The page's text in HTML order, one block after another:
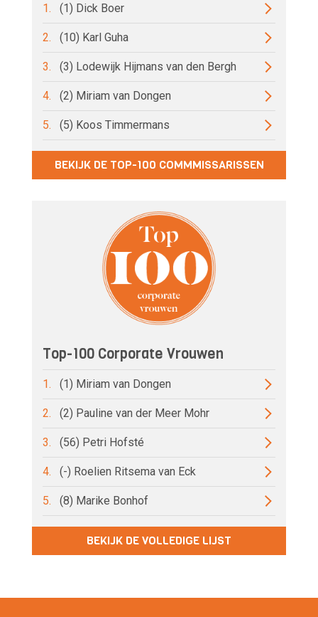
1. (1) Dick Boer
2. (10) Karl Guha
3. (3) Lodewijk Hijmans van den Bergh
4. (2) Miriam van Dongen
5. (5) Koos Timmermans
BEKIJK DE TOP-100 COMMMISSARISSEN
Top-100 Corporate Vrouwen
1. (1) Miriam van Dongen
2. (2) Pauline van der Meer Mohr
3. (56) Petri Hofsté
4. (-) Roelien Ritsema van Eck
5. (8) Marike Bonhof
BEKIJK DE VOLLEDIGE LIJST